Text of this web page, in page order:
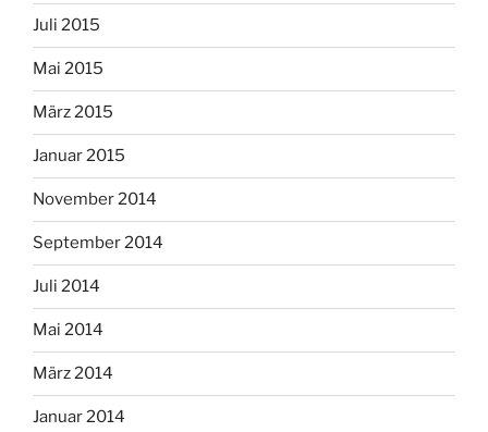
Juli 2015
Mai 2015
März 2015
Januar 2015
November 2014
September 2014
Juli 2014
Mai 2014
März 2014
Januar 2014